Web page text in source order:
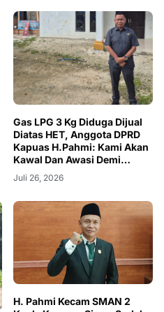
Gas LPG 3 Kg Diduga Dijual
Diatas HET, Anggota DPRD
Kapuas H.Pahmi: Kami Akan
Kawal Dan Awasi Demi
Kepentingan Masyarakat
Juli 26, 2026
H. Pahmi Kecam SMAN 2